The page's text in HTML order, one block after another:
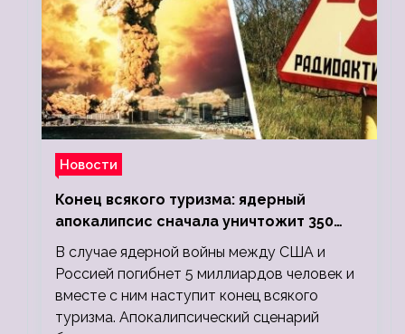
Новости
Конец всякого туризма: ядерный
апокалипсис сначала уничтожит 350
миллионов, а потом 5 миллиардов
людей
В случае ядерной войны между США и
Россией погибнет 5 миллиардов человек и
вместе с ним наступит конец всякого
туризма. Апокалипсический сценарий